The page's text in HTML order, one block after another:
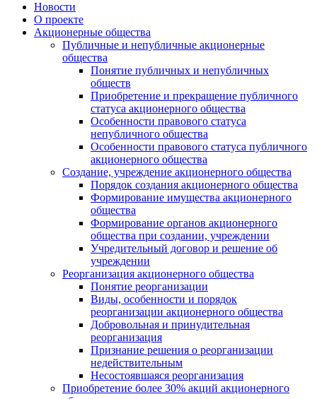
Новости
О проекте
Акционерные общества
Публичные и непубличные акционерные
общества
Понятие публичных и непубличных
обществ
Приобретение и прекращение публичного
статуса акционерного общества
Особенности правового статуса
непубличного общества
Особенности правового статуса публичного
акционерного общества
Создание, учреждение акционерного общества
Порядок создания акционерного общества
Формирование имущества акционерного
общества
Формирование органов акционерного
общества при создании, учреждении
Учредительный договор и решение об
учреждении
Реорганизация акционерного общества
Понятие реорганизации
Виды, особенности и порядок
реорганизации акционерного общества
Добровольная и принудительная
реорганизация
Признание решения о реорганизации
недействительным
Несостоявшаяся реорганизация
Приобретение более 30% акций акционерного